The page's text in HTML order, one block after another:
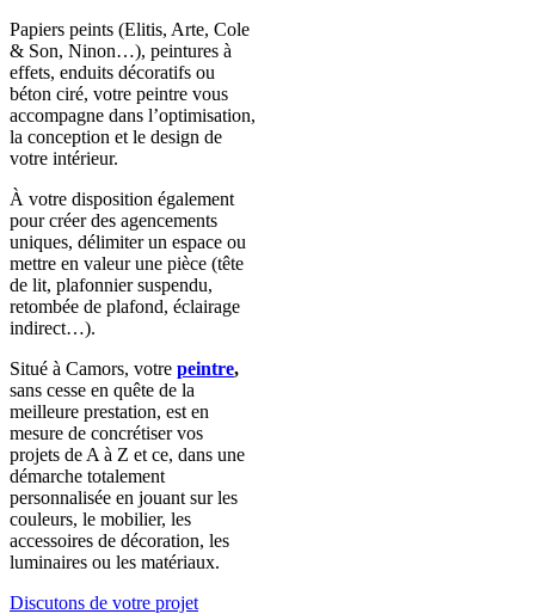
Papiers peints (Elitis, Arte, Cole
& Son, Ninon…), peintures à
effets, enduits décoratifs ou
béton ciré, votre peintre vous
accompagne dans l’optimisation,
la conception et le design de
votre intérieur.
À votre disposition également
pour créer des agencements
uniques, délimiter un espace ou
mettre en valeur une pièce (tête
de lit, plafonnier suspendu,
retombée de plafond, éclairage
indirect…).
Situé à Camors, votre peintre,
sans cesse en quête de la
meilleure prestation, est en
mesure de concrétiser vos
projets de A à Z et ce, dans une
démarche totalement
personnalisée en jouant sur les
couleurs, le mobilier, les
accessoires de décoration, les
luminaires ou les matériaux.
Discutons de votre projet